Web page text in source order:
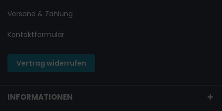
Versand & Zahlung
Kontaktformular
Vertrag widerrufen
INFORMATIONEN